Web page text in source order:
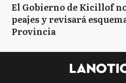
El Gobierno de Kicillof
peajes y revisará
Provincia